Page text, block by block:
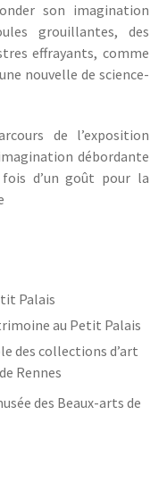
son imagination
grouillantes, des
effrayants, comme
nouvelle de science-
de l’exposition
débordante
d’un goût pour la
Palais
au Petit Palais
des collections d’art
Rennes
des Beaux-arts de